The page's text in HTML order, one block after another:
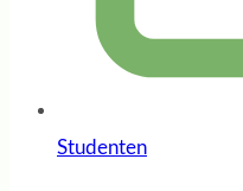
Studenten